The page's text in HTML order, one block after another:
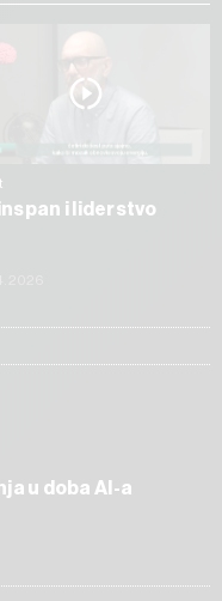
i liderstvo
u doba AI-a